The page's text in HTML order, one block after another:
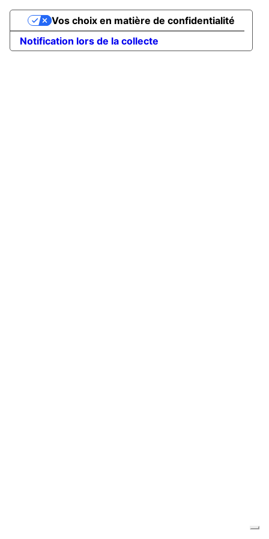
Notification lors de la collecte
Vos choix en matière de confidentialité